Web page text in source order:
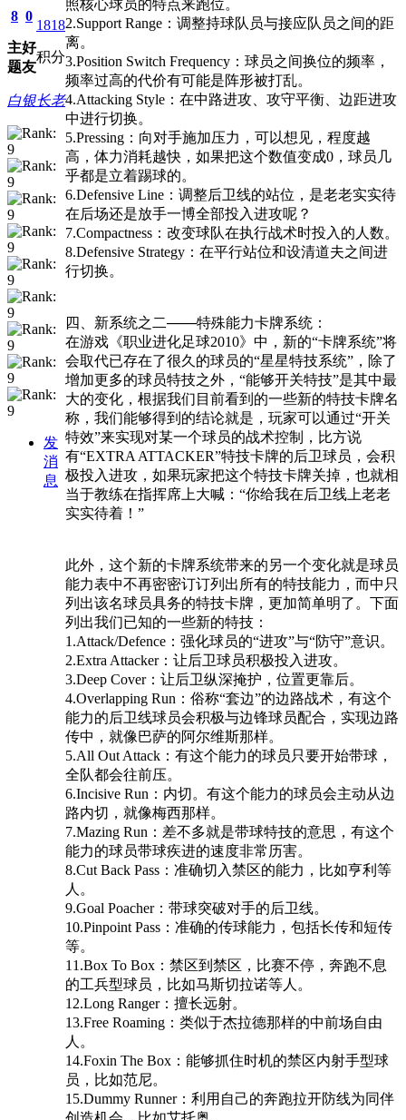
8
主
题
0
好
友
1818
积分
白银长老
发
消
息
照核心球员的特点来跑位。
2.Support Range：调整持球队员与接应队员之间的距
离。
3.Position Switch Frequency：球员之间换位的频率，
频率过高的代价有可能是阵形被打乱。
4.Attacking Style：在中路进攻、攻守平衡、边距进攻
中进行切换。
5.Pressing：向对手施加压力，可以想见，程度越
高，体力消耗越快，如果把这个数值变成0，球员几
乎都是立着踢球的。
6.Defensive Line：调整后卫线的站位，是老老实实待
在后场还是放手一博全部投入进攻呢？
7.Compactness：改变球队在执行战术时投入的人数。
8.Defensive Strategy：在平行站位和设清道夫之间进
行切换。
四、新系统之二───特殊能力卡牌系统：
在游戏《职业进化足球2010》中，新的“卡牌系统”将
会取代已存在了很久的球员的“星星特技系统”，除了
增加更多的球员特技之外，“能够开关特技”是其中最
大的变化，根据我们目前看到的一些新的特技卡牌名
称，我们能够得到的结论就是，玩家可以通过“开关
特效”来实现对某一个球员的战术控制，比方说
有“EXTRA ATTACKER”特技卡牌的后卫球员，会积
极投入进攻，如果玩家把这个特技卡牌关掉，也就相
当于教练在指挥席上大喊：“你给我在后卫线上老老
实实待着！”
此外，这个新的卡牌系统带来的另一个变化就是球员
能力表中不再密密订订列出所有的特技能力，而中只
列出该名球员具务的特技卡牌，更加简单明了。下面
列出我们已知的一些新的特技：
1.Attack/Defence：强化球员的“进攻”与“防守”意识。
2.Extra Attacker：让后卫球员积极投入进攻。
3.Deep Cover：让后卫纵深掩护，位置更靠后。
4.Overlapping Run：俗称“套边”的边路战术，有这个
能力的后卫线球员会积极与边锋球员配合，实现边路
传中，就像巴萨的阿尔维斯那样。
5.All Out Attack：有这个能力的球员只要开始带球，
全队都会往前压。
6.Incisive Run：内切。有这个能力的球员会主动从边
路内切，就像梅西那样。
7.Mazing Run：差不多就是带球特技的意思，有这个
能力的球员带球疾进的速度非常历害。
8.Cut Back Pass：准确切入禁区的能力，比如亨利等
人。
9.Goal Poacher：带球突破对手的后卫线。
10.Pinpoint Pass：准确的传球能力，包括长传和短传
等。
11.Box To Box：禁区到禁区，比赛不停，奔跑不息
的工兵型球员，比如马斯切拉诺等人。
12.Long Ranger：擅长远射。
13.Free Roaming：类似于杰拉德那样的中前场自由
人。
14.Foxin The Box：能够抓住时机的禁区内射手型球
员，比如范尼。
15.Dummy Runner：利用自己的奔跑拉开防线为同伴